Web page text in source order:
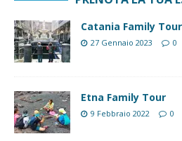
Catania Family Tour
27 Gennaio 2023 0
Etna Family Tour
9 Febbraio 2022 0